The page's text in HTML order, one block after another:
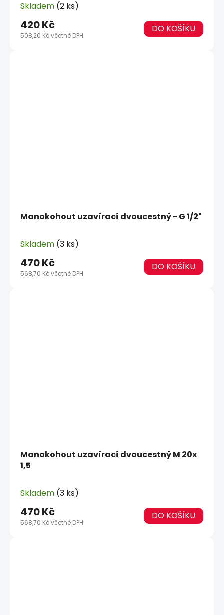
Skladem (2 ks)
508,20 Kč včetně DPH
420 Kč DO KOŠÍKU
Manokohout uzavírací dvoucestný - G 1/2"
Skladem (3 ks)
568,70 Kč včetně DPH
470 Kč DO KOŠÍKU
Manokohout uzavírací dvoucestný M 20x
1,5
Skladem (3 ks)
568,70 Kč včetně DPH
470 Kč DO KOŠÍKU